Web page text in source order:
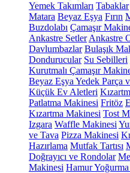
Yemek Takımları Tabaklar
Matara Beyaz Eşya Fırın
Buzdolabı Çamaşır
Ankastre Setler Ankastre
Davlumbazlar Bulaşık
Dondurucular Su Sebilleri
Kurutmalı Çamaşır
Beyaz Eşya Yedek Parça
Küçük Ev Aletleri
Patlatma Makinesi Fritöz
Kızartma Makinesi Tost
Izgara Waffle Makinesi
ve Tava Pizza Makinesi
Hazırlama Mutfak Tartısı
Doğrayıcı ve Rondolar
Makinesi Hamur